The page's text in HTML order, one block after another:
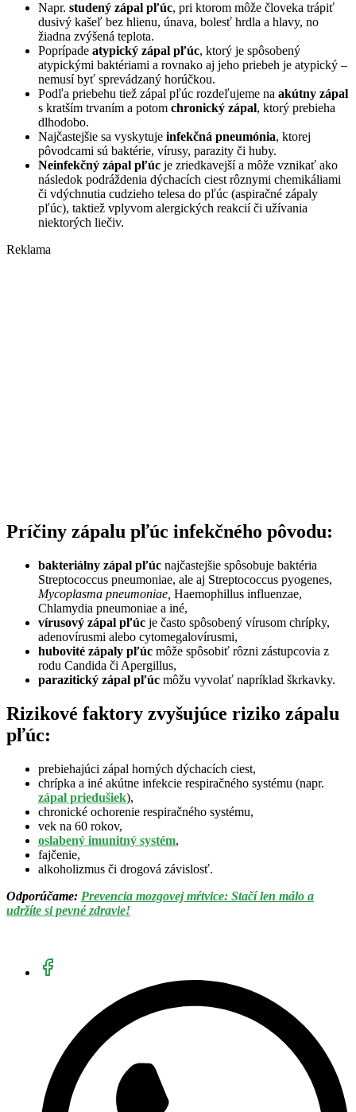
Napr. studený zápal pľúc, pri ktorom môže človeka trápiť
dusivý kašeľ bez hlienu, únava, bolesť hrdla a hlavy, no
žiadna zvýšená teplota.
Poprípade atypický zápal pľúc, ktorý je spôsobený
atypickými baktériami a rovnako aj jeho priebeh je atypický –
nemusí byť sprevádzaný horúčkou.
Podľa priebehu tiež zápal pľúc rozdeľujeme na akútny zápal
s kratším trvaním a potom chronický zápal, ktorý prebieha
dlhodobo.
Najčastejšie sa vyskytuje infekčná pneumónia, ktorej
pôvodcami sú baktérie, vírusy, parazity či huby.
Neinfekčný zápal pľúc je zriedkavejší a môže vznikať ako
následok podráždenia dýchacích ciest rôznymi chemikáliami
či vdýchnutia cudzieho telesa do pľúc (aspiračné zápaly
pľúc), taktiež vplyvom alergických reakcií či užívania
niektorých liečiv.
Reklama
Príčiny zápalu pľúc infekčného pôvodu:
bakteriálny zápal pľúc najčastejšie spôsobuje baktéria
Streptococcus pneumoniae, ale aj Streptococcus pyogenes,
Mycoplasma pneumoniae, Haemophillus influenzae,
Chlamydia pneumoniae a iné,
vírusový zápal pľúc je často spôsobený vírusom chrípky,
adenovírusmi alebo cytomegalovírusmi,
hubovité zápaly pľúc môže spôsobiť rôzni zástupcovia z
rodu Candida či Apergillus,
parazitický zápal pľúc môžu vyvolať napríklad škrkavky.
Rizikové faktory zvyšujúce riziko zápalu
pľúc:
prebiehajúci zápal horných dýchacích ciest,
chrípka a iné akútne infekcie respiračného systému (napr.
zápal priedušiek),
chronické ochorenie respiračného systému,
vek na 60 rokov,
oslabený imunitný systém,
fajčenie,
alkoholizmus či drogová závislosť.
Odporúčame: Prevencia mozgovej mŕtvice: Stačí len málo a
udržíte si pevné zdravie!